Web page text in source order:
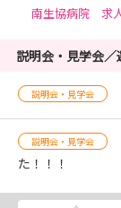
南生協病院 求
説明会・見学会
説明会・見学会
説明会・見学会
た！！！